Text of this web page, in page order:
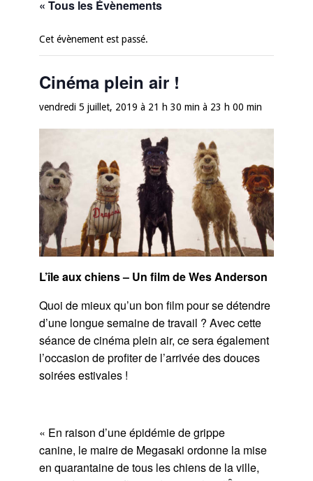
« Tous les Évènements
Cet évènement est passé.
Cinéma plein air !
vendredi 5 juillet, 2019 à 21 h 30 min à 23 h 00 min
L’île aux chiens – Un film de Wes Anderson
Quoi de mieux qu’un bon film pour se détendre
d’une longue semaine de travail ? Avec cette
séance de cinéma plein air, ce sera également
l’occasion de profiter de l’arrivée des douces
soirées estivales !
« En raison d’une épidémie de grippe
canine, le maire de Megasaki ordonne la mise
en quarantaine de tous les chiens de la ville,